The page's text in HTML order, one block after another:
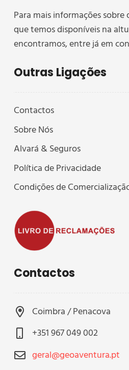
Para mais informações sobre
que temos disponíveis na
encontramos, entre já em
Outras Ligações
Contactos
Sobre Nós
Alvará & Seguros
Política de Privacidade
Condições de
Contactos
Coimbra / Penacova
+351 967 049 002
geral@geoaventura.pt